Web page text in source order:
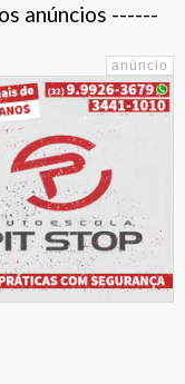
anúncios ------